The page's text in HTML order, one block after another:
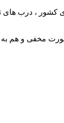
صورت مخفی و